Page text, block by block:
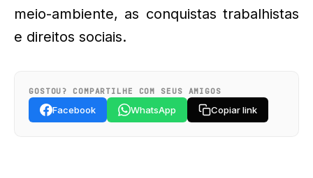
meio-ambiente, as conquistas trabalhistas
e direitos sociais.
GOSTOU? COMPARTILHE COM SEUS AMIGOS
Facebook WhatsApp Copiar link